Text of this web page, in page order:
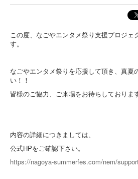
この度、なごやエンタメ祭り支援プロジェ
す。
なごやエンタメ祭りを応援して頂き、真夏
い！！
皆様のご協力、ご来場をお待ちしておりま
内容の詳細につきましては、
公式HPをご確認下さい。
https://nagoya-summerfes.com/nem/